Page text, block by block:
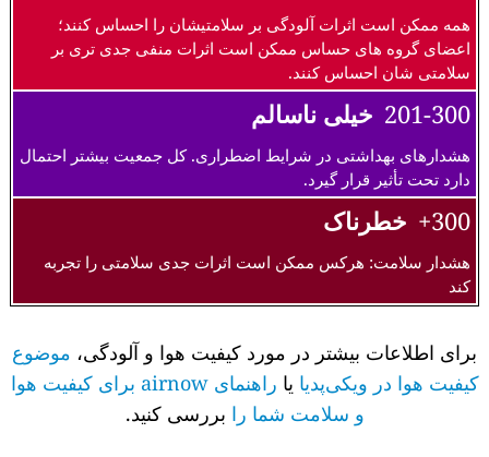
همه ممکن است اثرات آلودگی بر سلامتیشان را احساس کنند؛
اعضای گروه های حساس ممکن است اثرات منفی جدی تری بر
سلامتی شان احساس کنند.
201-300 خیلی ناسالم
هشدارهای بهداشتی در شرایط اضطراری. کل جمعیت بیشتر احتمال
دارد تحت تأثیر قرار گیرد.
300+ خطرناک
هشدار سلامت: هرکس ممکن است اثرات جدی سلامتی را تجربه
کند
برای اطلاعات بیشتر در مورد کیفیت هوا و آلودگی، موضوع
کیفیت هوا در ویکی‌پدیا یا
راهنمای airnow برای کیفیت هوا
و سلامت شما را بررسی کنید.